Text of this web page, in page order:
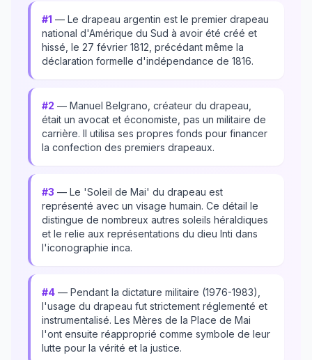
#1 — Le drapeau argentin est le premier drapeau
national d'Amérique du Sud à avoir été créé et
hissé, le 27 février 1812, précédant même la
déclaration formelle d'indépendance de 1816.
#2 — Manuel Belgrano, créateur du drapeau,
était un avocat et économiste, pas un militaire de
carrière. Il utilisa ses propres fonds pour financer
la confection des premiers drapeaux.
#3 — Le 'Soleil de Mai' du drapeau est
représenté avec un visage humain. Ce détail le
distingue de nombreux autres soleils héraldiques
et le relie aux représentations du dieu Inti dans
l'iconographie inca.
#4 — Pendant la dictature militaire (1976-1983),
l'usage du drapeau fut strictement réglementé et
instrumentalisé. Les Mères de la Place de Mai
l'ont ensuite réapproprié comme symbole de leur
lutte pour la vérité et la justice.